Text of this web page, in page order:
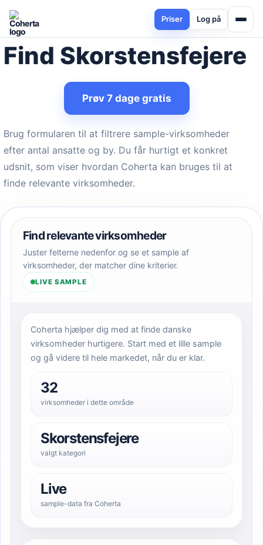
Priser Log på
Find Skorstensfejere
Prøv 7 dage gratis
Brug formularen til at filtrere sample-virksomheder
efter antal ansatte og by. Du får hurtigt et konkret
udsnit, som viser hvordan Coherta kan bruges til at
finde relevante virksomheder.
Find relevante virksomheder
Juster felterne nedenfor og se et sample af
virksomheder, der matcher dine kriterier.
LIVE SAMPLE
Coherta hjælper dig med at finde danske
virksomheder hurtigere. Start med et lille sample
og gå videre til hele markedet, når du er klar.
32
virksomheder i dette område
Skorstensfejere
valgt kategori
Live
sample-data fra Coherta